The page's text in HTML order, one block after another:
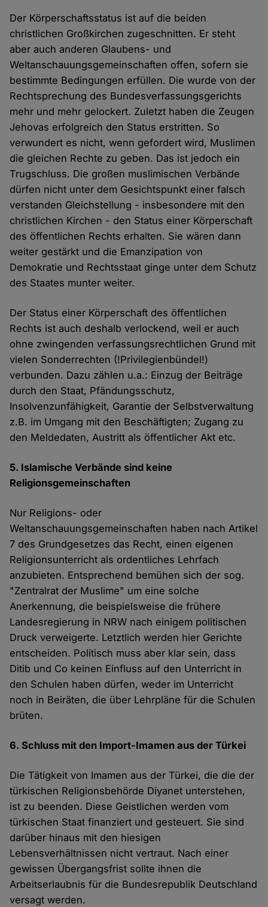
Der Körperschaftsstatus ist auf die beiden
christlichen Großkirchen zugeschnitten. Er steht
aber auch anderen Glaubens- und
Weltanschauungsgemeinschaften offen, sofern sie
bestimmte Bedingungen erfüllen. Die wurde von der
Rechtsprechung des Bundesverfassungsgerichts
mehr und mehr gelockert. Zuletzt haben die Zeugen
Jehovas erfolgreich den Status erstritten. So
verwundert es nicht, wenn gefordert wird, Muslimen
die gleichen Rechte zu geben. Das ist jedoch ein
Trugschluss. Die großen muslimischen Verbände
dürfen nicht unter dem Gesichtspunkt einer falsch
verstanden Gleichstellung - insbesondere mit den
christlichen Kirchen - den Status einer Körperschaft
des öffentlichen Rechts erhalten. Sie wären dann
weiter gestärkt und die Emanzipation von
Demokratie und Rechtsstaat ginge unter dem Schutz
des Staates munter weiter.
Der Status einer Körperschaft des öffentlichen
Rechts ist auch deshalb verlockend, weil er auch
ohne zwingenden verfassungsrechtlichen Grund mit
vielen Sonderrechten (!Privilegienbündel!)
verbunden. Dazu zählen u.a.: Einzug der Beiträge
durch den Staat, Pfändungsschutz,
Insolvenzunfähigkeit, Garantie der Selbstverwaltung
z.B. im Umgang mit den Beschäftigten; Zugang zu
den Meldedaten, Austritt als öffentlicher Akt etc.
5. Islamische Verbände sind keine
Religionsgemeinschaften
Nur Religions- oder
Weltanschauungsgemeinschaften haben nach Artikel
7 des Grundgesetzes das Recht, einen eigenen
Religionsunterricht als ordentliches Lehrfach
anzubieten. Entsprechend bemühen sich der sog.
"Zentralrat der Muslime" um eine solche
Anerkennung, die beispielsweise die frühere
Landesregierung in NRW nach einigem politischen
Druck verweigerte. Letztlich werden hier Gerichte
entscheiden. Politisch muss aber klar sein, dass
Ditib und Co keinen Einfluss auf den Unterricht in
den Schulen haben dürfen, weder im Unterricht
noch in Beiräten, die über Lehrpläne für die Schulen
brüten.
6. Schluss mit den Import-Imamen aus der Türkei
Die Tätigkeit von Imamen aus der Türkei, die die der
türkischen Religionsbehörde Diyanet unterstehen,
ist zu beenden. Diese Geistlichen werden vom
türkischen Staat finanziert und gesteuert. Sie sind
darüber hinaus mit den hiesigen
Lebensverhältnissen nicht vertraut. Nach einer
gewissen Übergangsfrist sollte ihnen die
Arbeitserlaubnis für die Bundesrepublik Deutschland
versagt werden.